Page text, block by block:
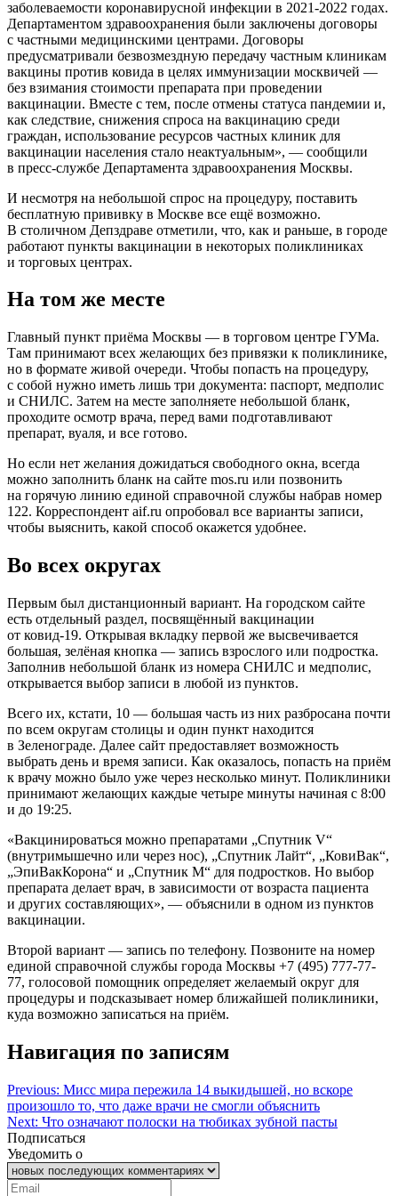
заболеваемости коронавирусной инфекции в 2021-2022 годах.
Департаментом здравоохранения были заключены договоры
с частными медицинскими центрами. Договоры
предусматривали безвозмездную передачу частным клиникам
вакцины против ковида в целях иммунизации москвичей —
без взимания стоимости препарата при проведении
вакцинации. Вместе с тем, после отмены статуса пандемии и,
как следствие, снижения спроса на вакцинацию среди
граждан, использование ресурсов частных клиник для
вакцинации населения стало неактуальным», — сообщили
в пресс-службе Департамента здравоохранения Москвы.
И несмотря на небольшой спрос на процедуру, поставить
бесплатную прививку в Москве все ещё возможно.
В столичном Депздраве отметили, что, как и раньше, в городе
работают пункты вакцинации в некоторых поликлиниках
и торговых центрах.
На том же месте
Главный пункт приёма Москвы — в торговом центре ГУМа.
Там принимают всех желающих без привязки к поликлинике,
но в формате живой очереди. Чтобы попасть на процедуру,
с собой нужно иметь лишь три документа: паспорт, медполис
и СНИЛС. Затем на месте заполняете небольшой бланк,
проходите осмотр врача, перед вами подготавливают
препарат, вуаля, и все готово.
Но если нет желания дожидаться свободного окна, всегда
можно заполнить бланк на сайте mos.ru или позвонить
на горячую линию единой справочной службы набрав номер
122. Корреспондент aif.ru опробовал все варианты записи,
чтобы выяснить, какой способ окажется удобнее.
Во всех округах
Первым был дистанционный вариант. На городском сайте
есть отдельный раздел, посвящённый вакцинации
от ковид-19. Открывая вкладку первой же высвечивается
большая, зелёная кнопка — запись взрослого или подростка.
Заполнив небольшой бланк из номера СНИЛС и медполис,
открывается выбор записи в любой из пунктов.
Всего их, кстати, 10 — большая часть из них разбросана почти
по всем округам столицы и один пункт находится
в Зеленограде. Далее сайт предоставляет возможность
выбрать день и время записи. Как оказалось, попасть на приём
к врачу можно было уже через несколько минут. Поликлиники
принимают желающих каждые четыре минуты начиная с 8:00
и до 19:25.
«Вакцинироваться можно препаратами „Спутник V“
(внутримышечно или через нос), „Спутник Лайт“, „КовиВак“,
„ЭпиВакКорона“ и „Спутник М“ для подростков. Но выбор
препарата делает врач, в зависимости от возраста пациента
и других составляющих», — объяснили в одном из пунктов
вакцинации.
Второй вариант — запись по телефону. Позвоните на номер
единой справочной службы города Москвы +7 (495) 777-77-
77, голосовой помощник определяет желаемый округ для
процедуры и подсказывает номер ближайшей поликлиники,
куда возможно записаться на приём.
Навигация по записям
Previous: Мисс мира пережила 14 выкидышей, но вскоре
произошло то, что даже врачи не смогли объяснить
Next: Что означают полоски на тюбиках зубной пасты
Подписаться
Уведомить о